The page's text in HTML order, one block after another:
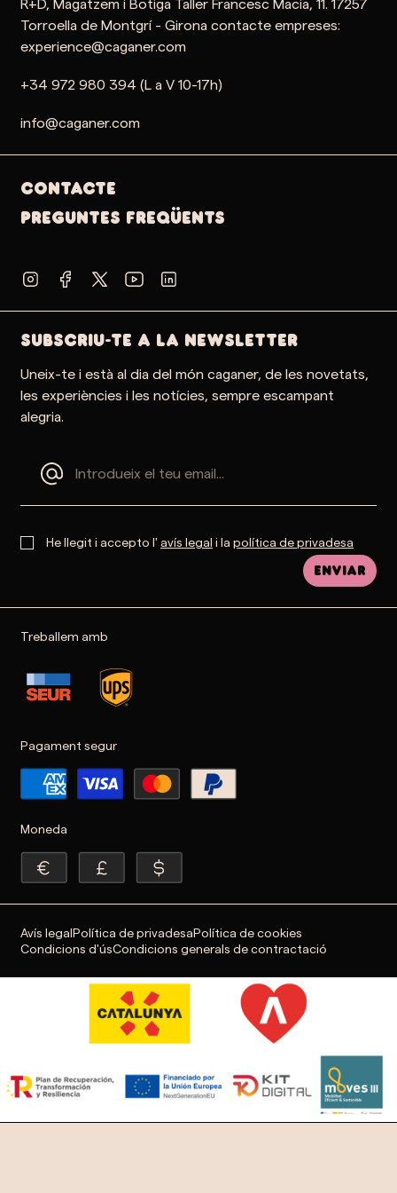
R+D, Magatzem i Botiga Taller Francesc Macia, 11. 17257
Torroella de Montgrí - Girona contacte empreses:
experience@caganer.com
+34 972 980 394 (L a V 10-17h)
info@caganer.com
Contacte
PREGUNTES FREQÜENTS
SUBSCRIU-TE A LA NEWSLETTER
Uneix-te i està al dia del món caganer, de les novetats,
les experiències i les notícies, sempre escampant
alegria.
He llegit i accepto l' avís legal i la política de privadesa
Enviar
Treballem amb
Pagament segur
Moneda
Avís legalPolítica de privadesaPolítica de cookies
Condicions d'úsCondicions generals de contractació